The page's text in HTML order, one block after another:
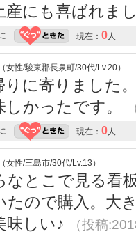
産にも喜ばれま
現在： 0人
女性/駿東郡長泉町/30代/Lv.20）
りに寄りました
しかったです。
現在： 0人
女性/三島市/30代/Lv.13）
なとこで見る看
たので購入。大
味しい♪
（投稿